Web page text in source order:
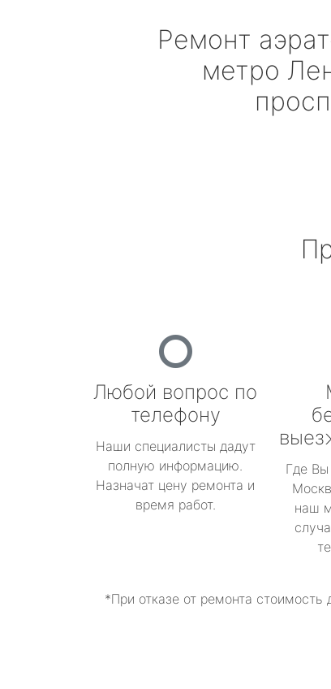
Ремонт
метро
Любой вопрос по
телефону
Наши специалисты дадут
полную информацию.
Назначат цену ремонта и
время работ.
Где Вы
наш
*При отказе от ремонта стоимость